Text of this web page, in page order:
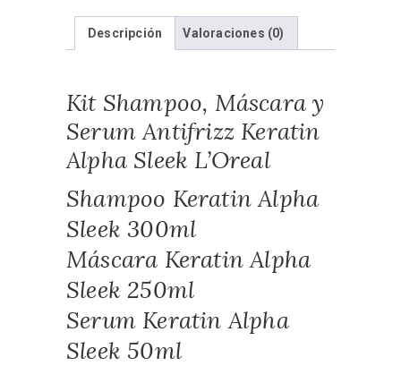
Sleek
L'OrealDescripción Valoraciones (0)
Kit Shampoo, Máscara y
Serum Antifrizz Keratin
Alpha Sleek L’Oreal
Shampoo Keratin Alpha
Sleek 300ml
Máscara Keratin Alpha
Sleek 250ml
Serum Keratin Alpha
Sleek 50ml